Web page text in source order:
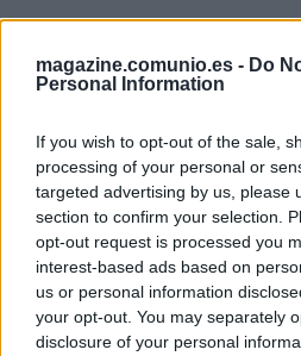
magazine.comunio.es - Do
Personal Information
If you wish to opt-out of the sale,
processing of your personal or
targeted advertising by us, please
section to confirm your selection.
opt-out request is processed you
interest-based ads based on
us or personal information
your opt-out. You may separately
disclosure of your personal